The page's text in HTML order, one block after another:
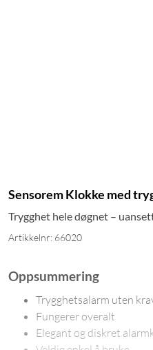
Sensorem Klokke med
Trygghet hele døgnet –
Artikkelnr: 66020
Oppsummering
Trygghetsalarm uten
Fungerer overalt
Elegant og diskret